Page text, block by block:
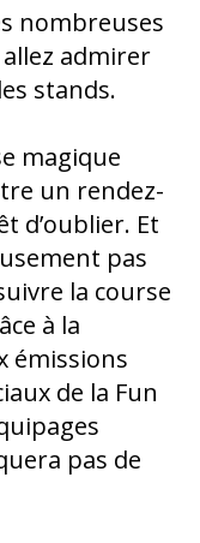
nombreuses
admirer
stands.
magique
un rendez-
d’oublier. Et
pas
la course
à la
émissions
de la Fun
pas de